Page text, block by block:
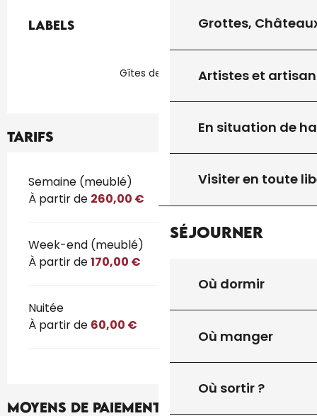
Grottes,
Artistes et
En situation de
Visiter en toute
Séjourner
Où dormir
Où manger
Où sortir ?
Labels
Labels
Gîtes de France
Tarifs
Tarifs 2026
Semaine (meublé)
À partir de 260,00 €
Week-end (meublé)
À partir de170,00 €
Nuitée
À partir de 60,00 €
Moyens de paiement